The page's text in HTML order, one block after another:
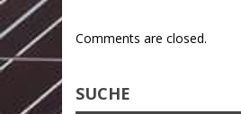
Comments are closed.
SUCHE